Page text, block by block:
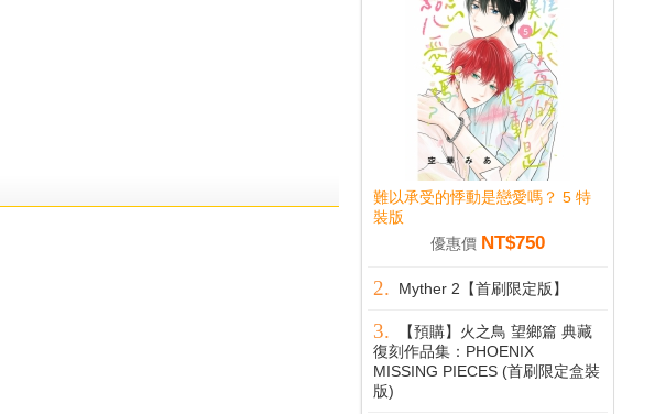
難以承受的悸動是戀愛嗎？ 5 特
裝版
優惠價 NT$750
Myther 2【首刷限定版】
【預購】火之鳥 望鄉篇 典藏
復刻作品集：PHOENIX
MISSING PIECES (首刷限定盒裝
版)